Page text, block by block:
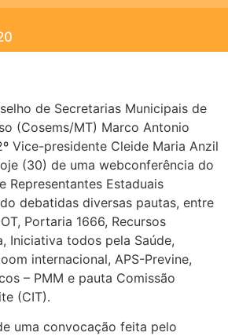
de Secretarias Municipais de
(Cosems/MT) Marco Antonio
Vice-presidente Cleide Maria Anzil
(30) de uma webconferência do
Representantes Estaduais
debatidas diversas pautas, entre
Portaria 1666, Recursos
Iniciativa todos pela Saúde,
internacional, APS-Previne,
– PMM e pauta Comissão
(CIT).
uma convocação feita pelo